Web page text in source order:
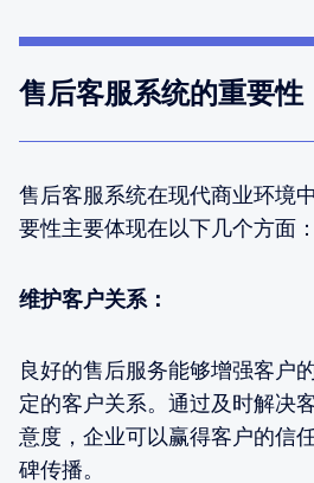
售后客服系统的重要性
售后客服系统在现代商业环境
要性主要体现在以下几个方面：
维护客户关系：
良好的售后服务能够增强客户
定的客户关系。通过及时解决
意度，企业可以赢得客户的信
碑传播。